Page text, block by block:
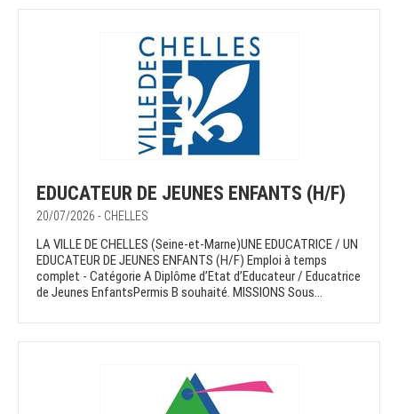
EDUCATEUR DE JEUNES ENFANTS (H/F)
20/07/2026 - CHELLES
LA VILLE DE CHELLES (Seine-et-Marne)UNE EDUCATRICE / UN
EDUCATEUR DE JEUNES ENFANTS (H/F) Emploi à temps
complet - Catégorie A Diplôme d’Etat d’Educateur / Educatrice
de Jeunes EnfantsPermis B souhaité. MISSIONS Sous...